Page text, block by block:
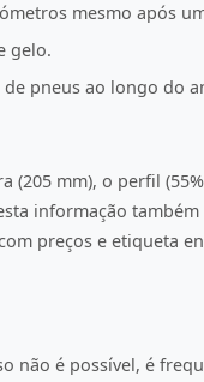
mesmo após
gelo.
pneus ao longo do
(205 mm), o perfil
informação
preços e etiqueta
não é possível, é